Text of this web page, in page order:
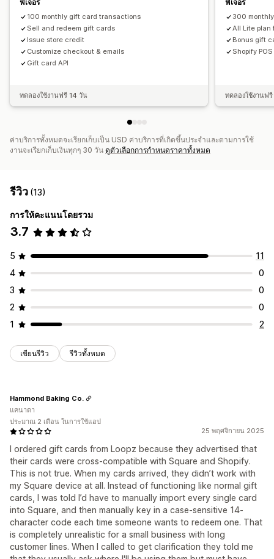
ฟีเจอร์
100 monthly gift card transactions
Sell and redeem gift cards
Issue store credit
Customize checkout & emails
Gift card API
ทดลองใช้งานฟรี 14 วัน
ฟีเจอร์
300
All Lite plan
Bonus gift
Shopify
ทดลองใช้งานฟ
ค่าบริการทั้งหมดจะเรียกเก็บเป็น USD ค่าบริการที่เกิดขึ้นประจำและตามการใช้
งานจะเรียกเก็บเงินทุกๆ 30 วัน ดูตัวเลือกการกำหนดราคาทั้งหมด
รีวิว (13)
การให้คะแนนโดยรวม
3.7
5
11
4
0
3
0
2
0
1
2
เขียนรีวิว รีวิวทั้งหมด
25 พฤศจิกายน 2025
I ordered gift cards from Loopz because they advertised that
their cards were cross-compatible with Square and Shopify.
This is not true. When my cards arrived, they didn’t work with
my Square device at all. Instead of functioning like normal gift
cards, I was told I’d have to manually import every single card
into Square, and then manually key in a case-sensitive 14-
character code each time someone wants to redeem one. That
is completely unrealistic for a small business with long
customer lines. When I called to get clarification they told me
Hammond Baking Co.
แคนาดา
ประมาณ 2 เดือน ในการใช้แอป